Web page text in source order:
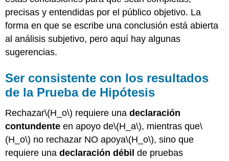
resultados
de
la
Prueba
Hipótesis
un
lenguaje
que
se
entienda
claramente
en
el
precisas y entendidas por el público objetivo. La
forma en que se escribe una conclusión está abierta
al análisis subjetivo, pero aquí hay algunas
sugerencias.
Ser consistente con los resultados
de la Prueba de Hipótesis
Rechazar\(H_o\) requiere unadeclaración
contundente en apoyo de\(H_a\), mientras que\
(H_o\) no rechazar NO apoya\(H_o\), sino que
requiere unadeclaración débil de pruebas